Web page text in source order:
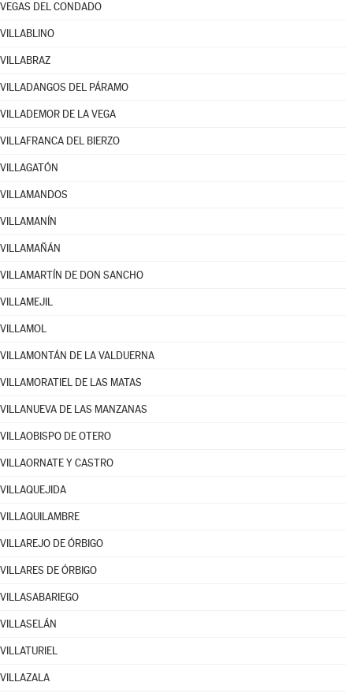
VEGAS DEL CONDADO
VILLABLINO
VILLABRAZ
VILLADANGOS DEL PÁRAMO
VILLADEMOR DE LA VEGA
VILLAFRANCA DEL BIERZO
VILLAGATÓN
VILLAMANDOS
VILLAMANÍN
VILLAMAÑÁN
VILLAMARTÍN DE DON SANCHO
VILLAMEJIL
VILLAMOL
VILLAMONTÁN DE LA VALDUERNA
VILLAMORATIEL DE LAS MATAS
VILLANUEVA DE LAS MANZANAS
VILLAOBISPO DE OTERO
VILLAORNATE Y CASTRO
VILLAQUEJIDA
VILLAQUILAMBRE
VILLAREJO DE ÓRBIGO
VILLARES DE ÓRBIGO
VILLASABARIEGO
VILLASELÁN
VILLATURIEL
VILLAZALA